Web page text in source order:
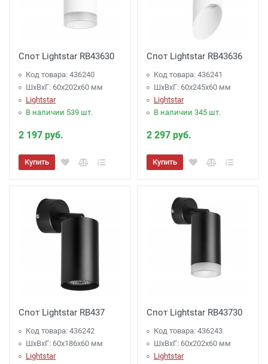
Спот Lightstar RB43630
Код товара: 436240
ШхВхГ: 60x202x60 мм
Lightstar
В наличии 539 шт.
2 197 руб.
Купить
Спот Lightstar RB43636
Код товара: 436241
ШхВхГ: 60x245x60 мм
Lightstar
В наличии 345 шт.
2 297 руб.
Купить
Спот Lightstar RB437
Код товара: 436242
ШхВхГ: 60x186x60 мм
Lightstar
Спот Lightstar RB43730
Код товара: 436243
ШхВхГ: 60x202x60 мм
Lightstar